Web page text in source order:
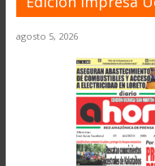
agosto 5, 2026